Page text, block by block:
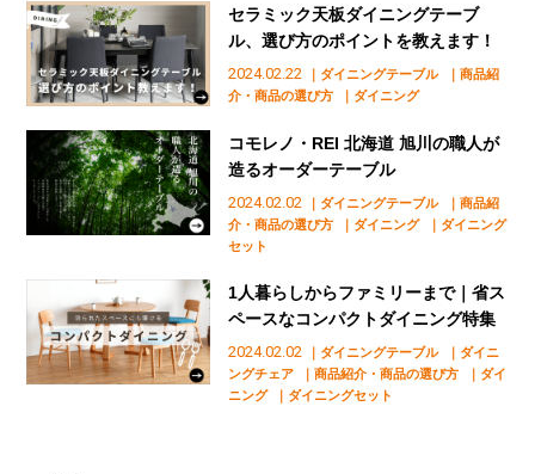
2024.02.22 ｜ダイニングテーブル
｜商品紹
介・商品の選び方
｜ダイニング
セラミック天板ダイニングテーブ
ル、選び方のポイントを教えます！
2024.02.02 ｜ダイニングテーブル
｜商品紹
介・商品の選び方
｜ダイニング
｜ダイニング
セット
コモレノ・REI 北海道 旭川の職人が
造るオーダーテーブル
2024.02.02 ｜ダイニングテーブル
｜ダイニ
ングチェア
｜商品紹介・商品の選び方
｜ダイ
ニング
｜ダイニングセット
1人暮らしからファミリーまで｜省ス
ペースなコンパクトダイニング特集